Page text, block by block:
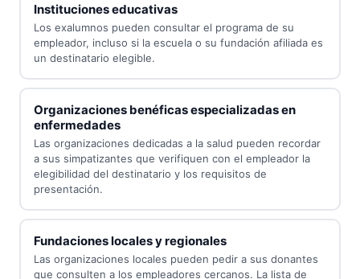
Instituciones educativas
Los exalumnos pueden consultar el programa de su
empleador, incluso si la escuela o su fundación afiliada es
un destinatario elegible.
Organizaciones benéficas especializadas en
enfermedades
Las organizaciones dedicadas a la salud pueden recordar
a sus simpatizantes que verifiquen con el empleador la
elegibilidad del destinatario y los requisitos de
presentación.
Fundaciones locales y regionales
Las organizaciones locales pueden pedir a sus donantes
que consulten a los empleadores cercanos. La lista de